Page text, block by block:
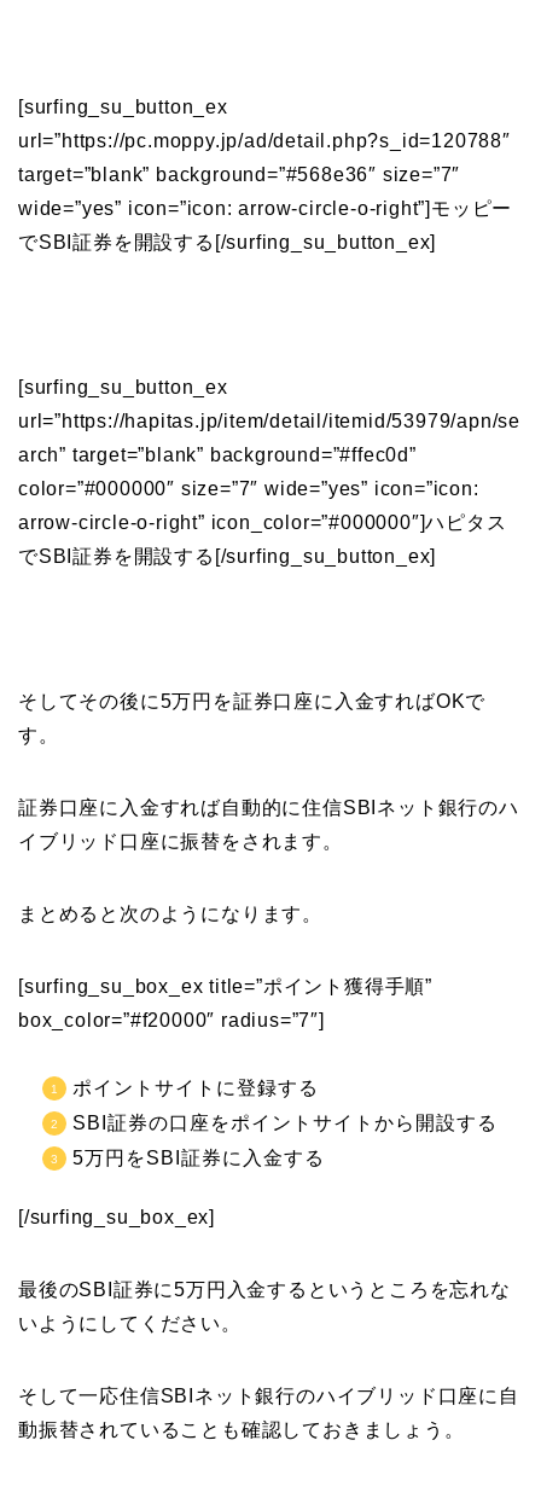
[surfing_su_button_ex
url=”https://pc.moppy.jp/ad/detail.php?s_id=120788″
target=”blank” background=”#568e36″ size=”7″
wide=”yes” icon=”icon: arrow-circle-o-right”]モッピー
でSBI証券を開設する[/surfing_su_button_ex]
[surfing_su_button_ex
url=”https://hapitas.jp/item/detail/itemid/53979/apn/se
arch” target=”blank” background=”#ffec0d”
color=”#000000″ size=”7″ wide=”yes” icon=”icon:
arrow-circle-o-right” icon_color=”#000000″]ハピタス
でSBI証券を開設する[/surfing_su_button_ex]
そしてその後に5万円を証券口座に入金すればOKで
す。
証券口座に入金すれば自動的に住信SBIネット銀行のハ
イブリッド口座に振替をされます。
まとめると次のようになります。
[surfing_su_box_ex title=”ポイント獲得手順”
box_color=”#f20000″ radius=”7″]
ポイントサイトに登録する
SBI証券の口座をポイントサイトから開設する
5万円をSBI証券に入金する
[/surfing_su_box_ex]
最後のSBI証券に5万円入金するというところを忘れな
いようにしてください。
そして一応住信SBIネット銀行のハイブリッド口座に自
動振替されていることも確認しておきましょう。